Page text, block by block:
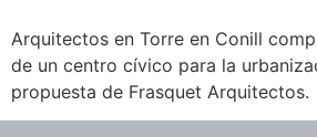
Arquitectos en Torre en Conill
de un centro cívico para la
propuesta de Frasquet Arquitectos.